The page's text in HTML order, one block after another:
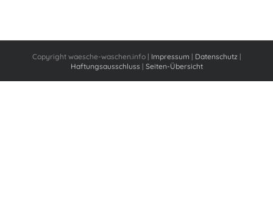
Copyright waesche-waschen.info | Impressum | Datenschutz |
Haftungsausschluss | Seiten-Übersicht